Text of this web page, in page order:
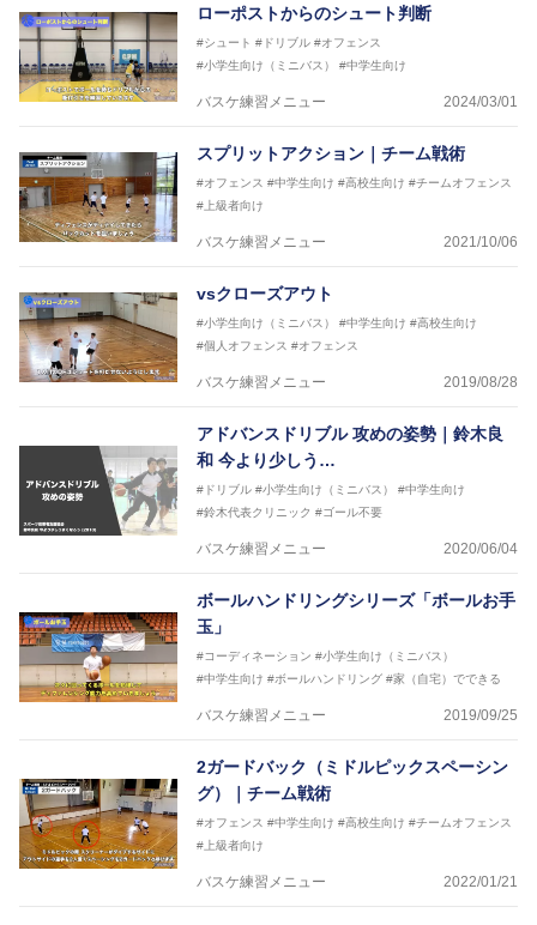
ローポストからのシュート判断
#シュート #ドリブル #オフェンス
#小学生向け（ミニバス）
#中学生向け
バスケ練習メニュー 2024/03/01
スプリットアクション｜チーム戦術
#オフェンス #中学生向け #高校生向け #チームオフェンス
#上級者向け
バスケ練習メニュー 2021/10/06
vsクローズアウト
#小学生向け（ミニバス） #中学生向け #高校生向け
#個人オフェンス #オフェンス
バスケ練習メニュー 2019/08/28
アドバンスドリブル 攻めの姿勢｜鈴木良
和 今より少しう…
#ドリブル #小学生向け（ミニバス）
#中学生向け
#鈴木代表クリニック #ゴール不要
バスケ練習メニュー 2020/06/04
ボールハンドリングシリーズ「ボールお手
玉」
#コーディネーション #小学生向け（ミニバス）
#中学生向け #ボールハンドリング #家（自宅）でできる
バスケ練習メニュー 2019/09/25
2ガードバック（ミドルピックスペーシン
グ）｜チーム戦術
#オフェンス #中学生向け #高校生向け #チームオフェンス
#上級者向け
バスケ練習メニュー 2022/01/21